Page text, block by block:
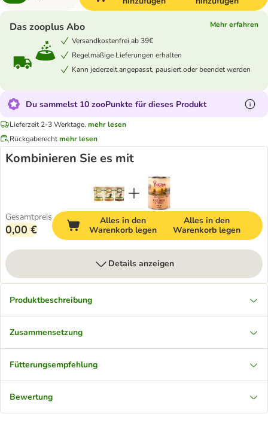
Das zooplus Abo
Mehr erfahren
Versandkostenfrei ab 39€
Regelmäßige Lieferungen erhalten
Kann jederzeit angepasst, pausiert oder beendet werden
Du sammelst 10 zooPunkte für dieses Produkt
Lieferzeit 2-3 Werktage. mehr lesen
Rückgaberechtmehr lesen
Kombinieren Sie es mit
Gesamtpreis
0,00 €
Alles in den
Warenkorb legen
Alles in den
Warenkorb legen
Details anzeigen
Produktbeschreibung
Zusammensetzung
Fütterungsempfehlung
Bewertung